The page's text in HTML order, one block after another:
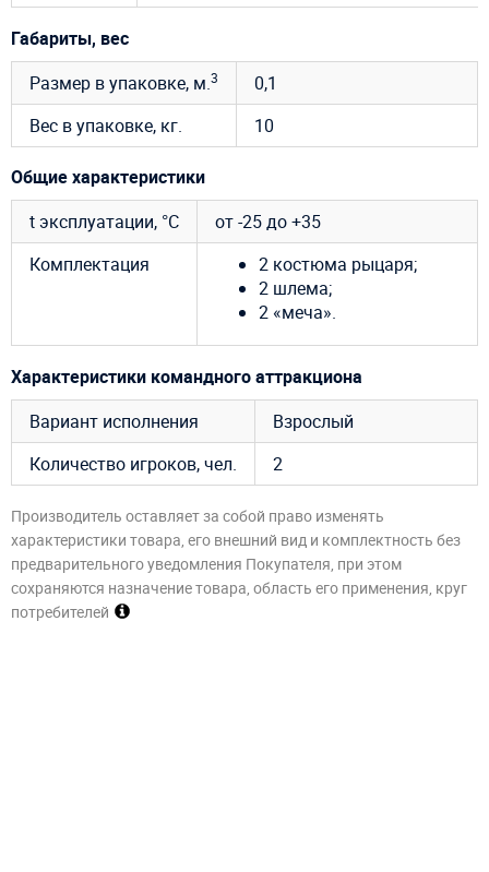
Габариты, вес
Размер в упаковке, м.3
0,1
Вес в упаковке, кг.
10
Общие характеристики
t эксплуатации, °C
от -25 до +35
Комплектация
2 костюма рыцаря;
2 шлема;
2 «меча».
Характеристики командного аттракциона
Вариант исполнения
Взрослый
Количество игроков, чел.
2
Производитель оставляет за собой право изменять
характеристики товара, его внешний вид и комплектность без
предварительного уведомления Покупателя, при этом
сохраняются назначение товара, область его применения, круг
потребителей